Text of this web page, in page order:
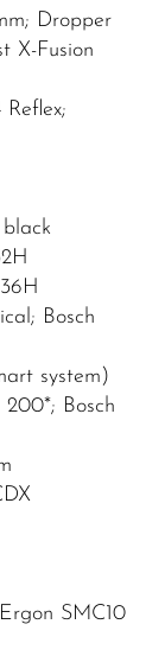
Dropper
X-Fusion
Bosch
system)
200*; Bosch
SMC10